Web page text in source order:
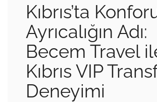
Kıbrıs’ta
Ayrıcalığın Adı:
Becem Travel
Kıbrıs VIP
Deneyimi